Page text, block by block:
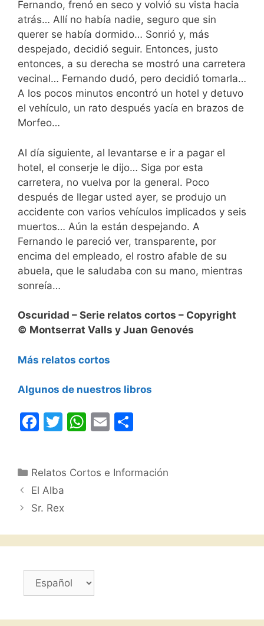
Fernando, frenó en seco y volvió su vista hacia
atrás… Allí no había nadie, seguro que sin
querer se había dormido… Sonrió y, más
despejado, decidió seguir. Entonces, justo
entonces, a su derecha se mostró una carretera
vecinal… Fernando dudó, pero decidió tomarla…
A los pocos minutos encontró un hotel y detuvo
el vehículo, un rato después yacía en brazos de
Morfeo…
Al día siguiente, al levantarse e ir a pagar el
hotel, el conserje le dijo… Siga por esta
carretera, no vuelva por la general. Poco
después de llegar usted ayer, se produjo un
accidente con varios vehículos implicados y seis
muertos… Aún la están despejando. A
Fernando le pareció ver, transparente, por
encima del empleado, el rostro afable de su
abuela, que le saludaba con su mano, mientras
sonreía…
Oscuridad – Serie relatos cortos – Copyright
© Montserrat Valls y Juan Genovés
Más relatos cortos
Algunos de nuestros libros
F
e
b
o
o
k
T
er
W
s
p
E
l
p
Categorías
Relatos Cortos e Información
El Alba
Sr. Rex
Elegir